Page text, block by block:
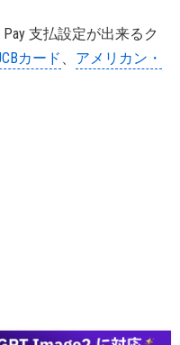
支払設定が出来るク
カード 、 アメリカン・